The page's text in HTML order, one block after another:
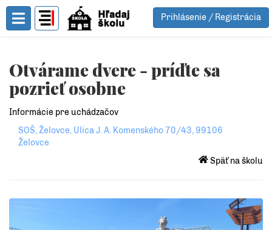
Toggle Menu
Prihlásenie / Registrácia
Otvárame dvere - príďte sa
pozrieť osobne
Informácie pre uchádzačov
SOŠ, Želovce, Ulica J. A. Komenského 70/43, 99106
Želovce
Späť na školu